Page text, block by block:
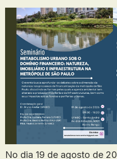
No dia 19 de agosto de